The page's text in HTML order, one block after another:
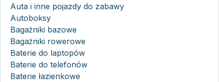
Auta i inne pojazdy do zabawy
Autoboksy
Bagażniki bazowe
Bagażniki rowerowe
Baterie do laptopów
Baterie do telefonów
Baterie łazienkowe